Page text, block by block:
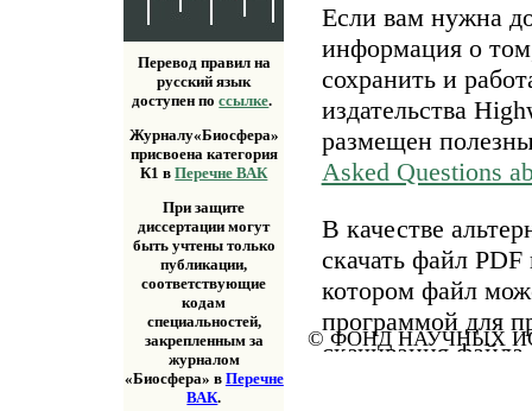
Перевод правил на
русский язык
доступен поссылке.
Журналу«Биосфера»
присвоена категория
К1 вПеречне ВАК
При защите
диссертации могут
быть учтены только
публикации,
соответствующие
кодам
специальностей,
закрепленным за
журналом
«Биосфера» в Перечне
ВАК.
Если вам нужна
информация о
сохранить и
издательства
размещен
Asked Questions
В качестве
скачать файл
котором файл
программой для
скачивания
© ФОНД НАУЧНЫХ